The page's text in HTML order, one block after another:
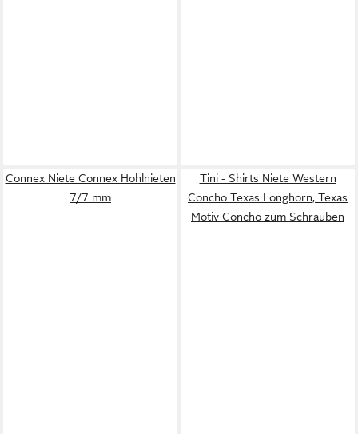
Connex Niete Connex Hohlnieten
7/7 mm
Tini - Shirts Niete Western
Concho Texas Longhorn, Texas
Motiv Concho zum Schrauben